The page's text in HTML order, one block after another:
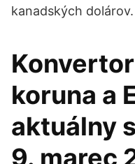
kanadských dolárov.
koruna a
aktuálny
9. marec